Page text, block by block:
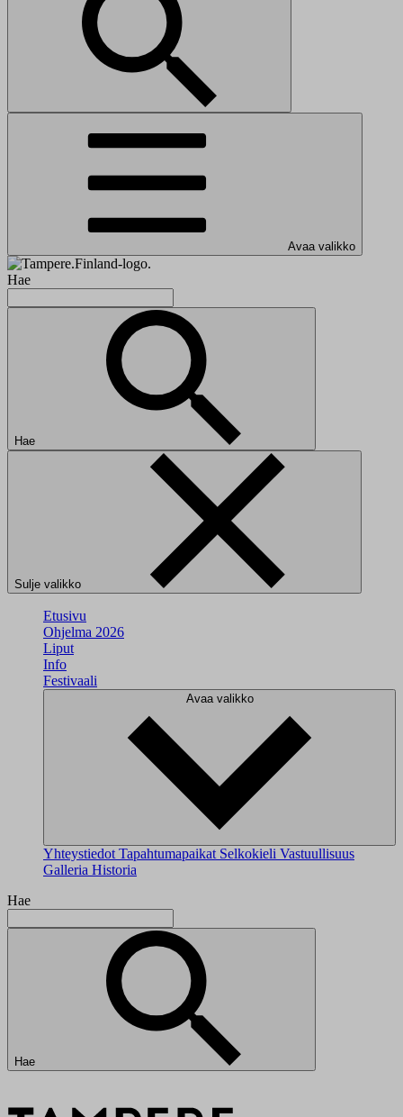
Avaa valikko
Hae
Hae
Sulje valikko
Etusivu
Ohjelma 2026
Liput
Info
Festivaali
Avaa valikko
Yhteystiedot Tapahtumapaikat Selkokieli Vastuullisuus
Galleria Historia
Hae
Hae